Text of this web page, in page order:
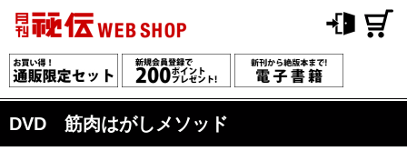
DVD 筋肉はがしメソッド